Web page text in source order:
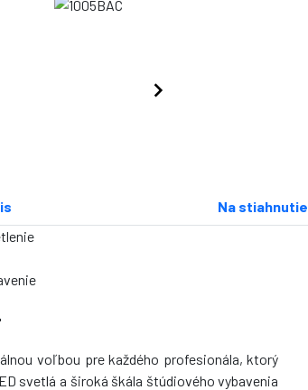
Na stiahnutie
voľbou pre každého profesionála, ktorý
svetlá a široká škála štúdiového vybavenia